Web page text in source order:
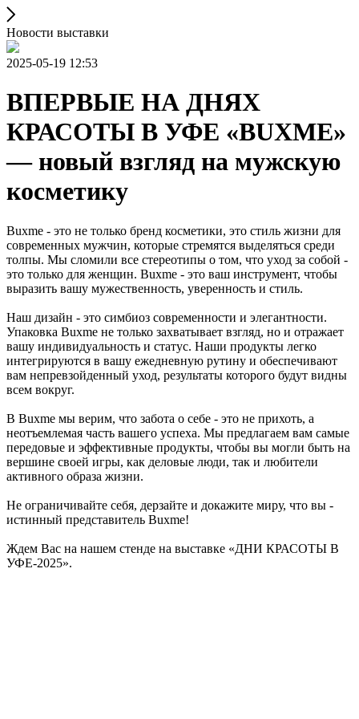
Новости выставки
2025-05-19 12:53
ВПЕРВЫЕ НА ДНЯХ
КРАСОТЫ В УФЕ «BUXME»
— новый взгляд на мужскую
косметику
Buxme - это не только бренд косметики, это стиль жизни для
современных мужчин, которые стремятся выделяться среди
толпы. Мы сломили все стереотипы о том, что уход за собой -
это только для женщин. Buxme - это ваш инструмент, чтобы
выразить вашу мужественность, уверенность и стиль.
Наш дизайн - это симбиоз современности и элегантности.
Упаковка Buxme не только захватывает взгляд, но и отражает
вашу индивидуальность и статус. Наши продукты легко
интегрируются в вашу ежедневную рутину и обеспечивают
вам непревзойденный уход, результаты которого будут видны
всем вокруг.
В Buxme мы верим, что забота о себе - это не прихоть, а
неотъемлемая часть вашего успеха. Мы предлагаем вам самые
передовые и эффективные продукты, чтобы вы могли быть на
вершине своей игры, как деловые люди, так и любители
активного образа жизни.
Не ограничивайте себя, дерзайте и докажите миру, что вы -
истинный представитель Buxme!
Ждем Вас на нашем стенде на выставке «ДНИ КРАСОТЫ В
УФЕ-2025».